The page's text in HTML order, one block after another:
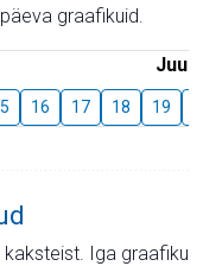
graafikuid.
Juuli
16 17 18 19
Iga graafiku